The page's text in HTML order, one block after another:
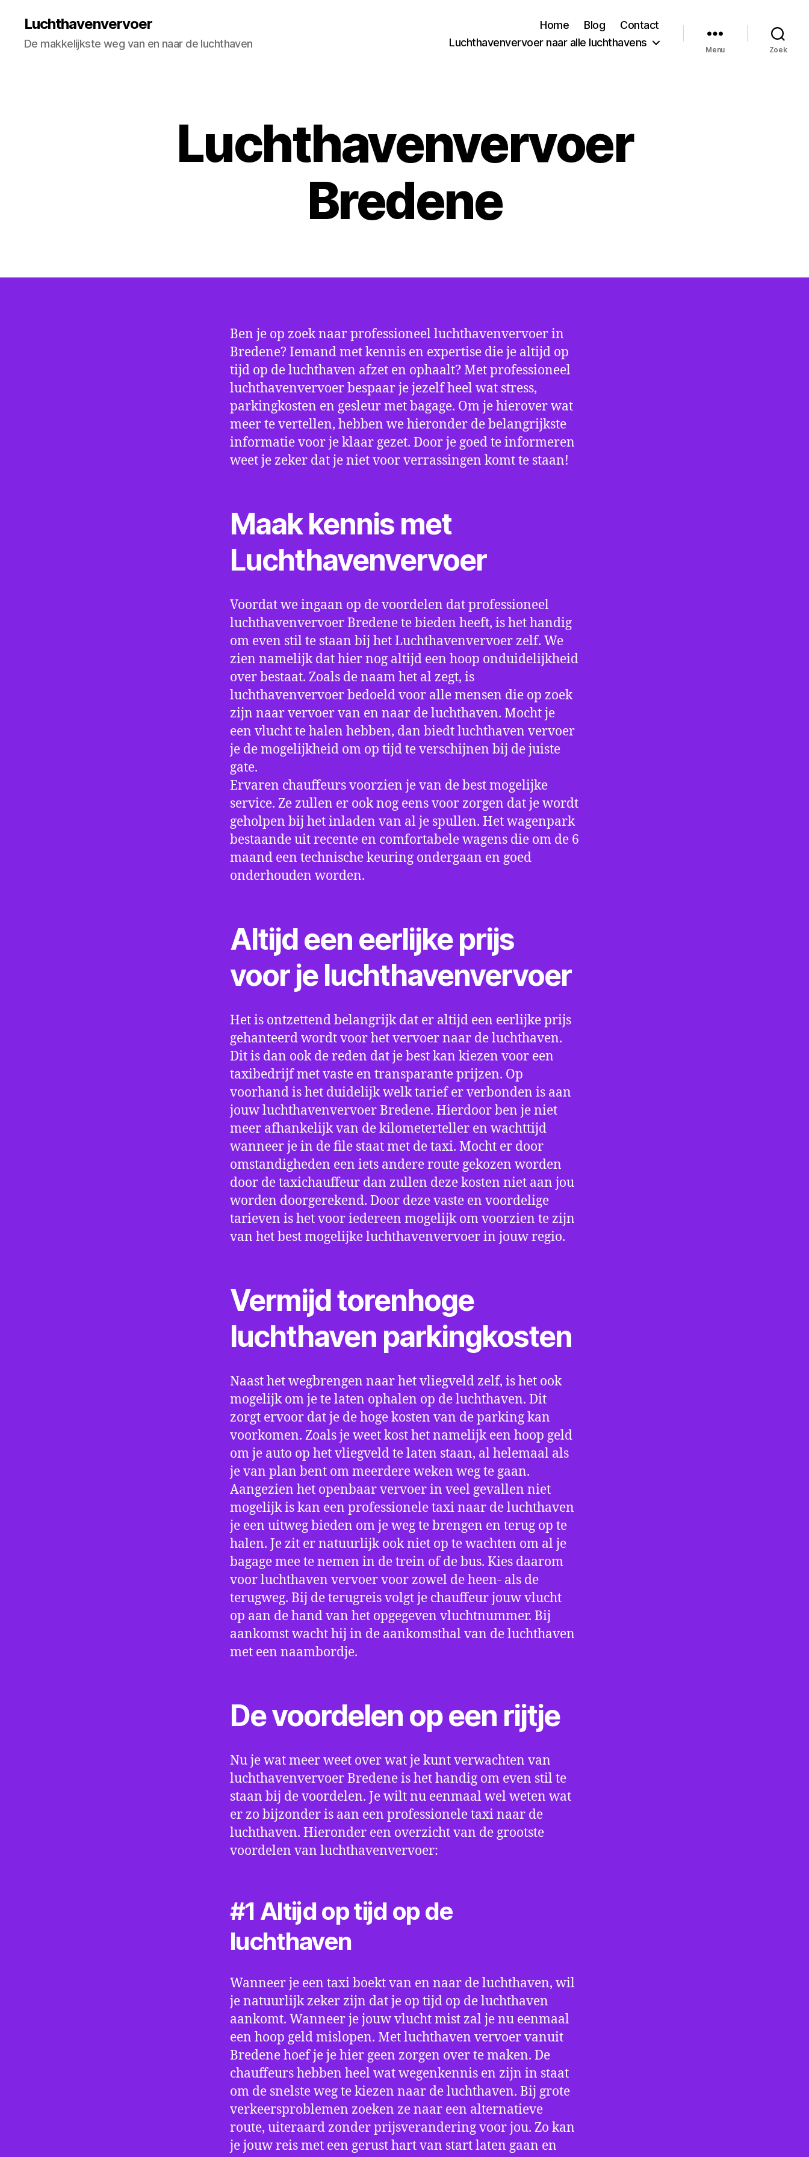
Luchthavenvervoer
De makkelijkste weg van en naar de luchthaven
Home Blog
Contact
Luchthavenvervoer naar alle luchthavens
Menu Zoek
Luchthavenvervoer
Bredene
Ben je op zoek naar professioneel luchthavenvervoer in
Bredene? Iemand met kennis en expertise die je altijd op
tijd op de luchthaven afzet en ophaalt? Met professioneel
luchthavenvervoer bespaar je jezelf heel wat stress,
parkingkosten en gesleur met bagage. Om je hierover wat
meer te vertellen, hebben we hieronder de belangrijkste
informatie voor je klaar gezet. Door je goed te informeren
weet je zeker dat je niet voor verrassingen komt te staan!
Maak kennis met
Luchthavenvervoer
Voordat we ingaan op de voordelen dat professioneel
luchthavenvervoer Bredene te bieden heeft, is het handig
om even stil te staan bij het Luchthavenvervoer zelf. We
zien namelijk dat hier nog altijd een hoop onduidelijkheid
over bestaat. Zoals de naam het al zegt, is
luchthavenvervoer bedoeld voor alle mensen die op zoek
zijn naar vervoer van en naar de luchthaven. Mocht je
een vlucht te halen hebben, dan biedt luchthaven vervoer
je de mogelijkheid om op tijd te verschijnen bij de juiste
gate.
Ervaren chauffeurs voorzien je van de best mogelijke
service. Ze zullen er ook nog eens voor zorgen dat je wordt
geholpen bij het inladen van al je spullen. Het wagenpark
bestaande uit recente en comfortabele wagens die om de 6
maand een technische keuring ondergaan en goed
onderhouden worden.
Altijd een eerlijke prijs
voor je luchthavenvervoer
Het is ontzettend belangrijk dat er altijd een eerlijke prijs
gehanteerd wordt voor het vervoer naar de luchthaven.
Dit is dan ook de reden dat je best kan kiezen voor een
taxibedrijf met vaste en transparante prijzen. Op
voorhand is het duidelijk welk tarief er verbonden is aan
jouw luchthavenvervoer Bredene. Hierdoor ben je niet
meer afhankelijk van de kilometerteller en wachttijd
wanneer je in de file staat met de taxi. Mocht er door
omstandigheden een iets andere route gekozen worden
door de taxichauffeur dan zullen deze kosten niet aan jou
worden doorgerekend. Door deze vaste en voordelige
tarieven is het voor iedereen mogelijk om voorzien te zijn
van het best mogelijke luchthavenvervoer in jouw regio.
Vermijd torenhoge
luchthaven parkingkosten
Naast het wegbrengen naar het vliegveld zelf, is het ook
mogelijk om je te laten ophalen op de luchthaven. Dit
zorgt ervoor dat je de hoge kosten van de parking kan
voorkomen. Zoals je weet kost het namelijk een hoop geld
om je auto op het vliegveld te laten staan, al helemaal als
je van plan bent om meerdere weken weg te gaan.
Aangezien het openbaar vervoer in veel gevallen niet
mogelijk is kan een professionele taxi naar de luchthaven
je een uitweg bieden om je weg te brengen en terug op te
halen. Je zit er natuurlijk ook niet op te wachten om al je
bagage mee te nemen in de trein of de bus. Kies daarom
voor luchthaven vervoer voor zowel de heen- als de
terugweg. Bij de terugreis volgt je chauffeur jouw vlucht
op aan de hand van het opgegeven vluchtnummer. Bij
aankomst wacht hij in de aankomsthal van de luchthaven
met een naambordje.
De voordelen op een rijtje
Nu je wat meer weet over wat je kunt verwachten van
luchthavenvervoer Bredene is het handig om even stil te
staan bij de voordelen. Je wilt nu eenmaal wel weten wat
er zo bijzonder is aan een professionele taxi naar de
luchthaven. Hieronder een overzicht van de grootste
voordelen van luchthavenvervoer:
#1 Altijd op tijd op de
luchthaven
Wanneer je een taxi boekt van en naar de luchthaven, wil
je natuurlijk zeker zijn dat je op tijd op de luchthaven
aankomt. Wanneer je jouw vlucht mist zal je nu eenmaal
een hoop geld mislopen. Met luchthaven vervoer vanuit
Bredene hoef je je hier geen zorgen over te maken. De
chauffeurs hebben heel wat wegenkennis en zijn in staat
om de snelste weg te kiezen naar de luchthaven. Bij grote
verkeersproblemen zoeken ze naar een alternatieve
route, uiteraard zonder prijsverandering voor jou. Zo kan
je jouw reis met een gerust hart van start laten gaan en